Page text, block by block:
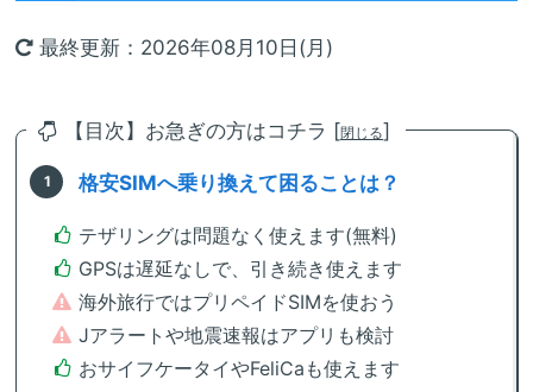
最終更新：2026年08月10日(月)
【目次】お急ぎの方はコチラ [閉じる]
格安SIMへ乗り換えて困ることは？
テザリングは問題なく使えます(無料)
GPSは遅延なしで、引き続き使えます
海外旅行ではプリペイドSIMを使おう
Jアラートや地震速報はアプリも検討
おサイフケータイやFeliCaも使えます